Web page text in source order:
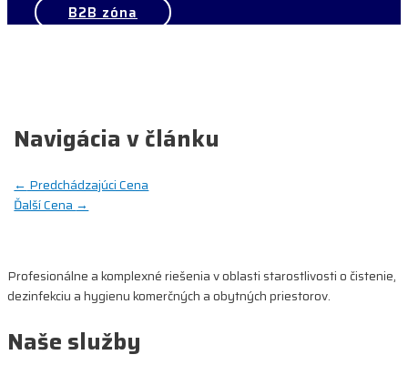
B2B zóna
Navigácia v článku
← Predchádzajúci Cena
Ďalší Cena →
Profesionálne a komplexné riešenia v oblasti starostlivosti o čistenie,
dezinfekciu a hygienu komerčných a obytných priestorov.
Naše služby